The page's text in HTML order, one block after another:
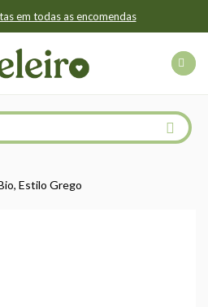
em todas as encomendas
Estilo Grego